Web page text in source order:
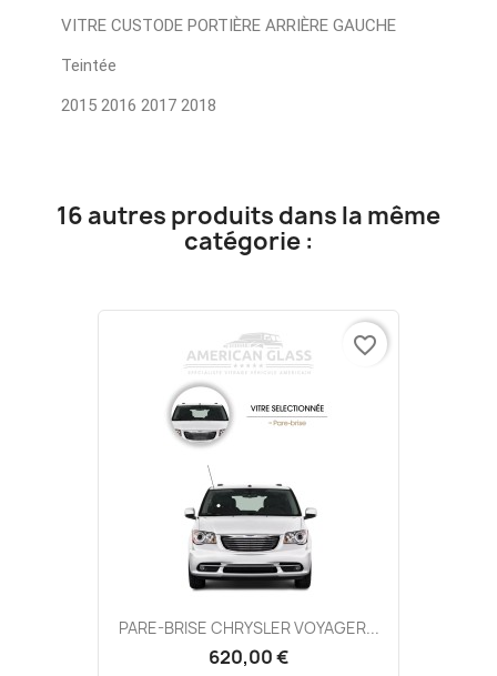
VITRE CUSTODE PORTIÈRE ARRIÈRE GAUCHE
Teintée
2015 2016 2017 2018
16 autres produits dans la même
catégorie :
PARE-BRISE CHRYSLER VOYAGER...
620,00 €
favorite_border